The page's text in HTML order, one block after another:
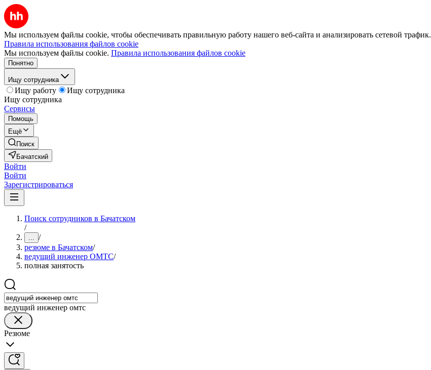
Мы используем файлы cookie, чтобы обеспечивать правильную работу нашего веб-сайта и анализировать сетевой трафик.
Правила использования файлов cookie
Мы используем файлы cookie. Правила использования файлов cookie
Понятно
Ищу сотрудника
Ищу работу
Ищу сотрудника
Ищу сотрудника
Сервисы
Помощь
Ещё
Поиск
Бачатский
Войти
Войти
Зарегистрироваться
Поиск сотрудников в Бачатском
/
... /
резюме в Бачатском/
ведущий инженер ОМТС/
полная занятость
ведущий инженер омтс
Резюме